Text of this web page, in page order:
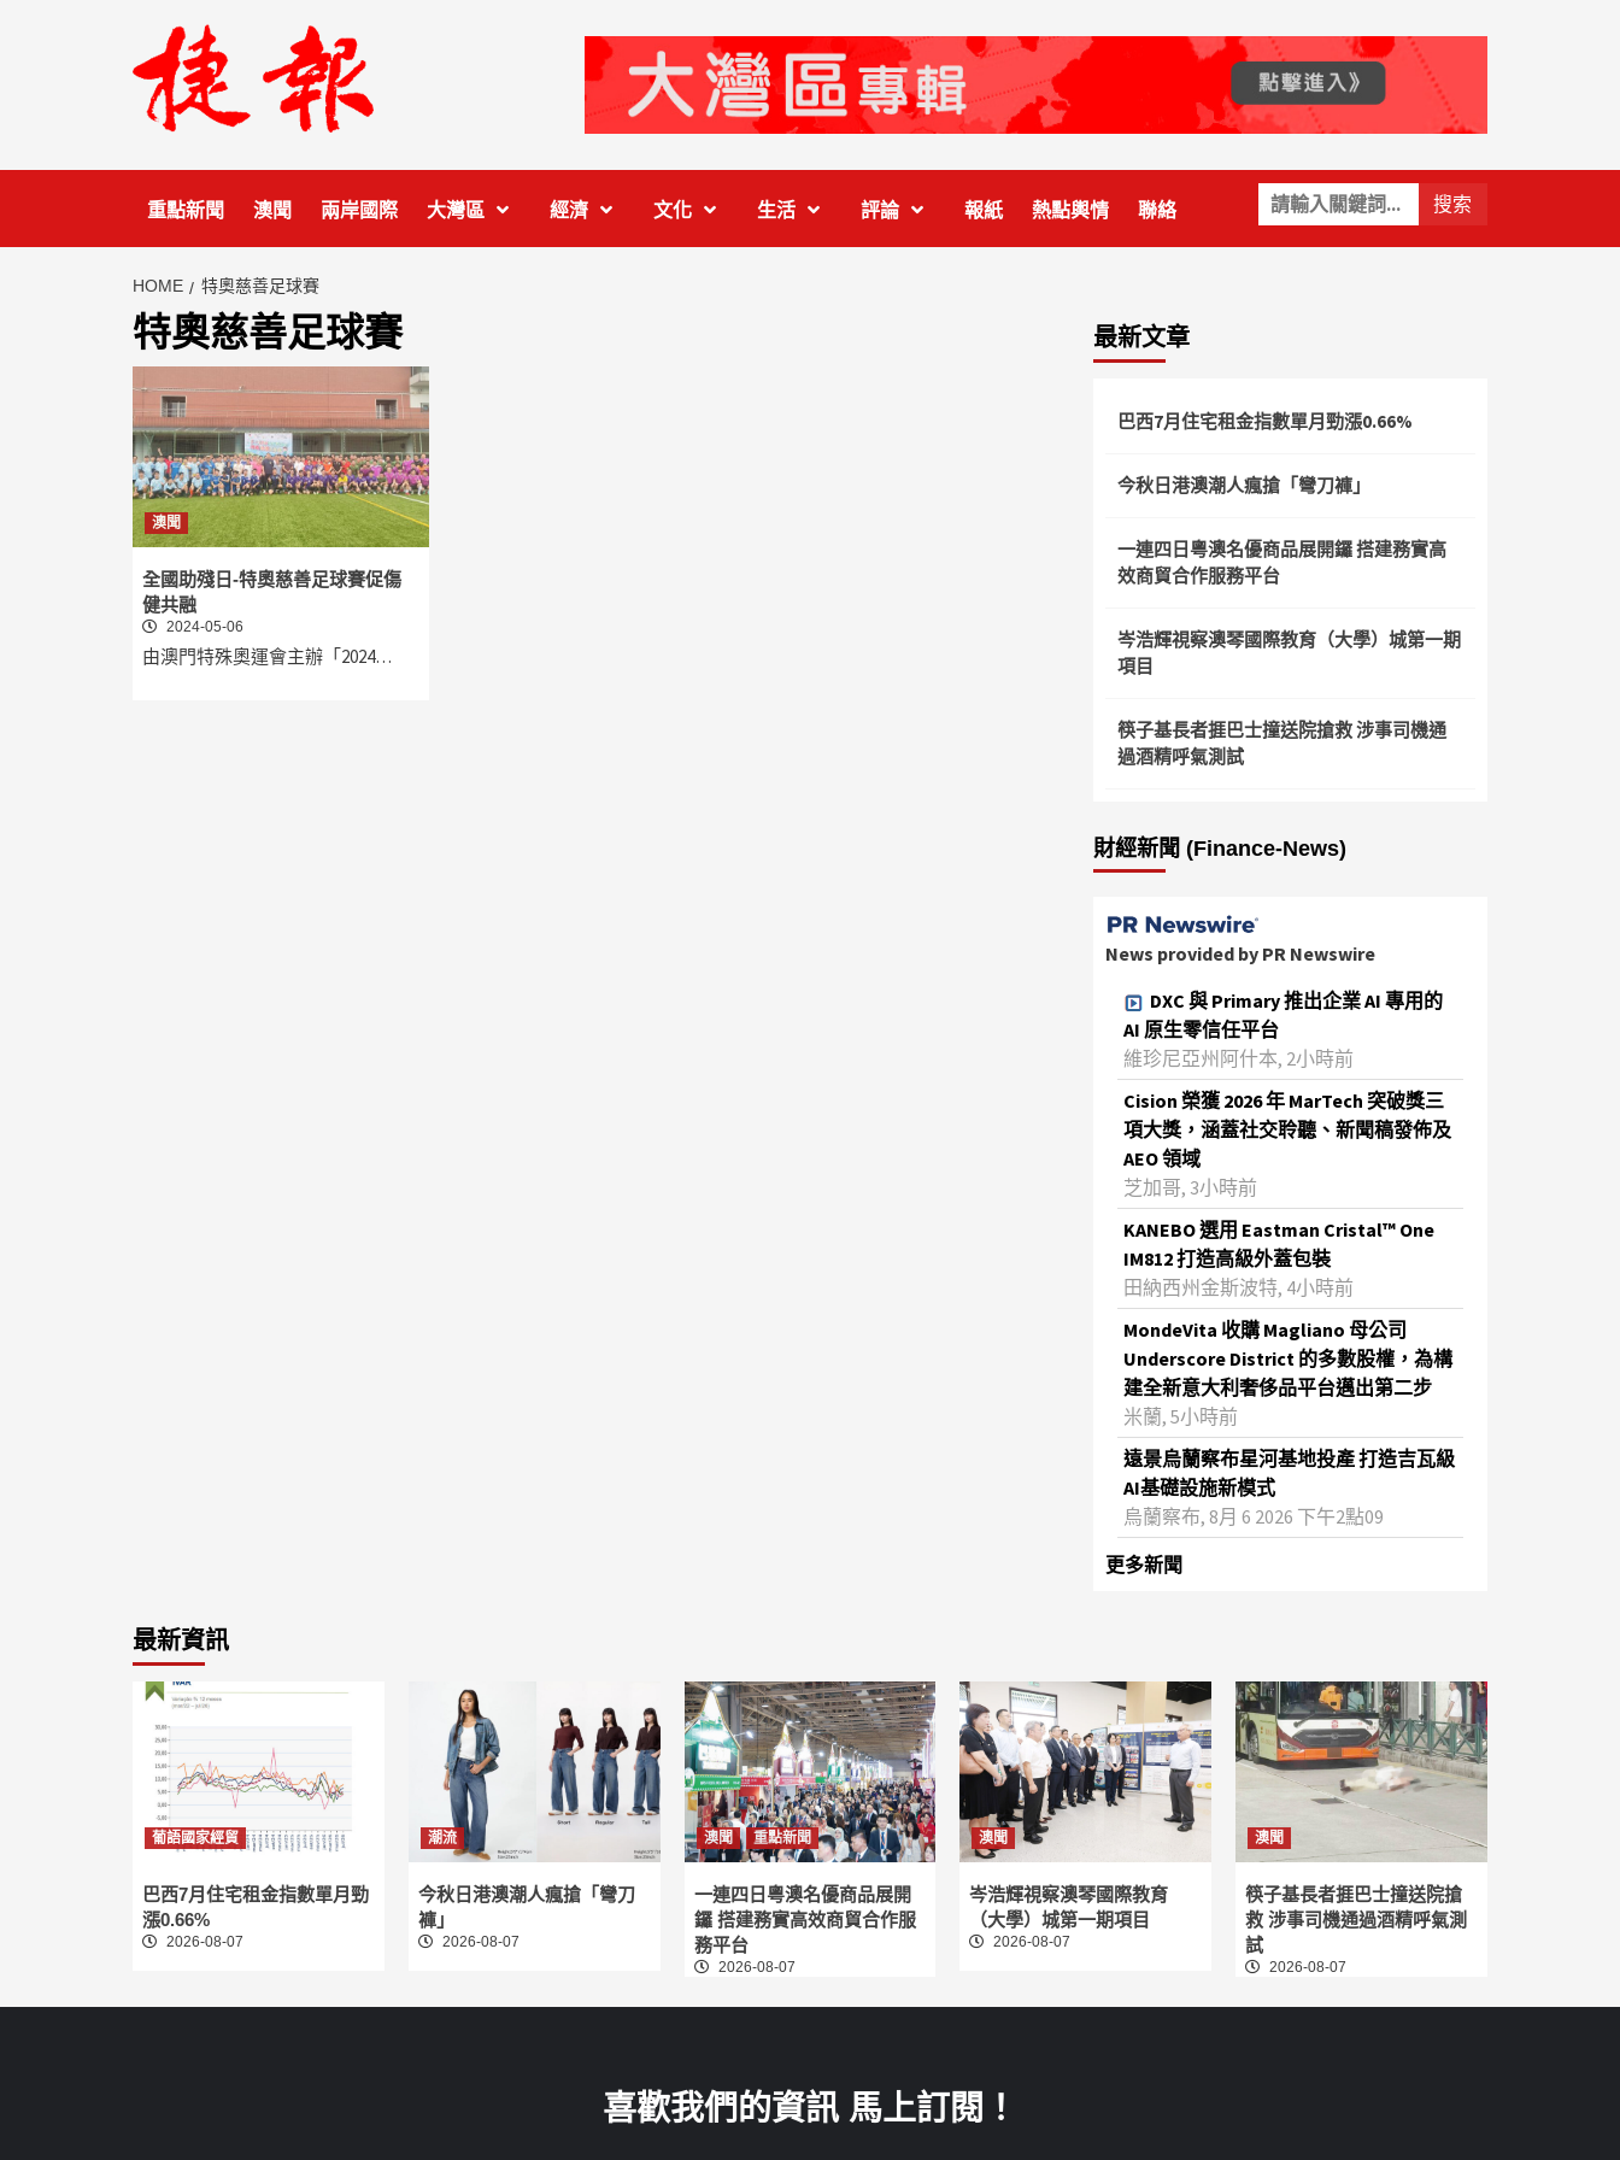
關
鍵
字:
重點新聞 澳聞 兩岸國際 大灣區 經濟 文化 生活 評論 報紙 熱點輿情 聯絡
HOME 特奧慈善足球賽
特奧慈善足球賽
澳聞
全國助殘日-特奧慈善足球賽促傷
健共融
2024-05-06
由澳門特殊奧運會主辦「2024…
最新文章
巴西7月住宅租金指數單月勁漲0.66%
今秋日港澳潮人瘋搶「彎刀褲」
一連四日粵澳名優商品展開鑼 搭建務實高
效商貿合作服務平台
岑浩輝視察澳琴國際教育（大學）城第一期
項目
筷子基長者捱巴士撞送院搶救 涉事司機通
過酒精呼氣測試
財經新聞 (Finance-News)
News provided by PR Newswire
DXC 與 Primary 推出企業 AI 專用的
AI 原生零信任平台
維珍尼亞州阿什本, 2小時前
Cision 榮獲 2026 年 MarTech 突破獎三
項大獎，涵蓋社交聆聽、新聞稿發佈及
AEO 領域
芝加哥, 3小時前
KANEBO 選用 Eastman Cristal™ One
IM812 打造高級外蓋包裝
田納西州金斯波特, 4小時前
MondeVita 收購 Magliano 母公司
Underscore District 的多數股權，為構
建全新意大利奢侈品平台邁出第二步
米蘭, 5小時前
遠景烏蘭察布星河基地投產 打造吉瓦級
AI基礎設施新模式
烏蘭察布, 8月 6 2026 下午2點09
更多新聞
最新資訊
葡語國家經貿
巴西7月住宅租金指數單月勁
漲0.66%
2026-08-07
潮流
今秋日港澳潮人瘋搶「彎刀
褲」
2026-08-07
澳聞 重點新聞
一連四日粵澳名優商品展開
鑼 搭建務實高效商貿合作服
務平台
2026-08-07
澳聞
岑浩輝視察澳琴國際教育
（大學）城第一期項目
2026-08-07
澳聞
筷子基長者捱巴士撞送院搶
救 涉事司機通過酒精呼氣測
試
2026-08-07
喜歡我們的資訊 馬上訂閱！